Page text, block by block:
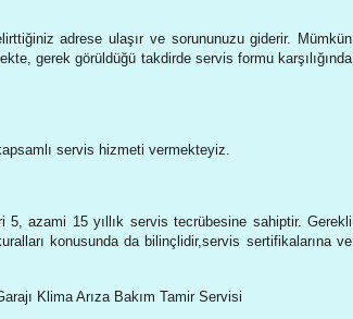
adrese ulaşır ve sorununuzu giderir. Mümkün
gerek görüldüğü takdirde servis formu karşılığında
servis hizmeti vermekteyiz.
5, azami 15 yıllık servis tecrübesine sahiptir. Gerekli
konusunda da bilinçlidir,servis sertifikalarına ve
Klima Arıza Bakım Tamir Servisi